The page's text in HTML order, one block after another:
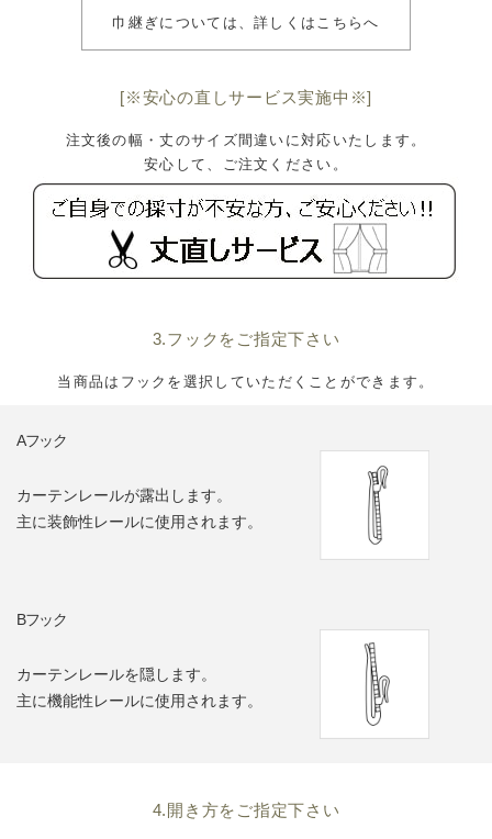
巾継ぎについては、詳しくはこちらへ
[※安心の直しサービス実施中※]
注文後の幅・丈のサイズ間違いに対応いたします。
安心して、ご注文ください。
3.フックをご指定下さい
当商品はフックを選択していただくことができます。
Aフック
カーテンレールが露出します。
主に装飾性レールに使用されます。
Bフック
カーテンレールを隠します。
主に機能性レールに使用されます。
4.開き方をご指定下さい